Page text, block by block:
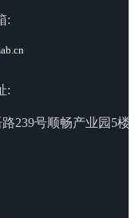
:
:
239号顺畅产业园5楼